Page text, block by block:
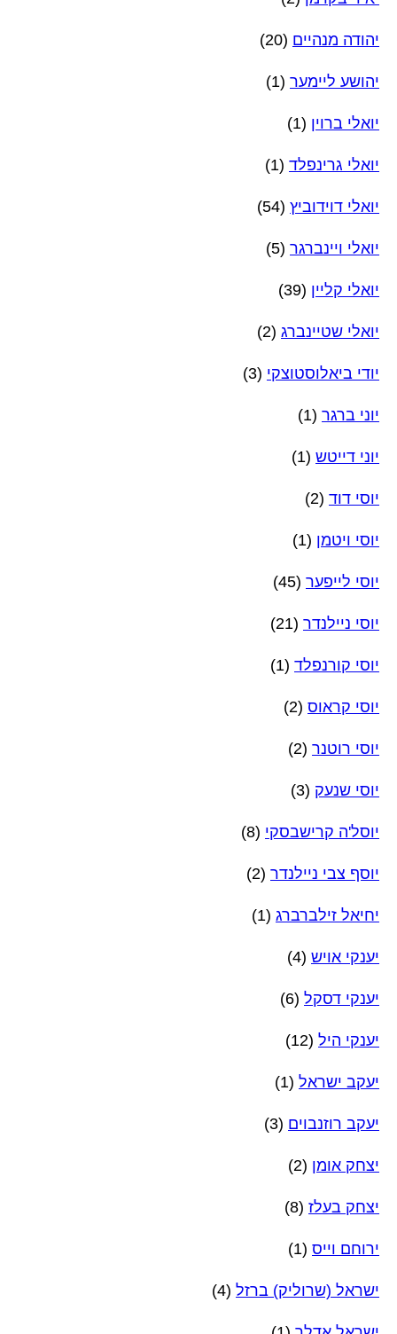
יהודה מנהיים (20)
יהושע ליימער (1)
יואלי ברוין (1)
יואלי גרינפלד (1)
יואלי דוידוביץ (54)
יואלי ויינברגר (5)
יואלי קליין (39)
יואלי שטיינברג (2)
יודי ביאלוסטוצקי (3)
יוני ברגר (1)
יוני דייטש (1)
יוסי דוד (2)
יוסי ויטמן (1)
יוסי לייפער (45)
יוסי ניילנדר (21)
יוסי קורנפלד (1)
יוסי קראוס (2)
יוסי רוטנר (2)
יוסי שנעק (3)
יוסל'ה קרישבסקי (8)
יוסף צבי ניילנדר (2)
יחיאל זילברברג (1)
יענקי אויש (4)
יענקי דסקל (6)
יענקי היל (12)
יעקב ישראל (1)
יעקב רוזנבוים (3)
יצחק אומן (2)
יצחק בעלז (8)
ירוחם וייס (1)
ישראל (שרוליק) ברזל (4)